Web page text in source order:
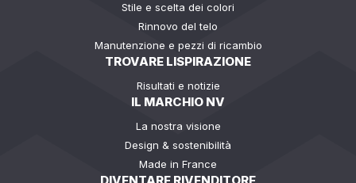
Stile e scelta dei colori
Rinnovo del telo
Manutenzione e pezzi di ricambio
TROVARE LISPIRAZIONE
Risultati e notizie
IL MARCHIO NV
La nostra visione
Design & sostenibilità
Made in France